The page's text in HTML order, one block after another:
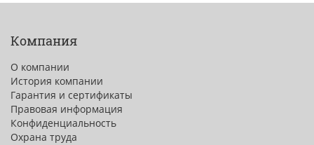
Компания
О компании
История компании
Гарантия и сертификаты
Правовая информация
Конфиденциальность
Охрана труда